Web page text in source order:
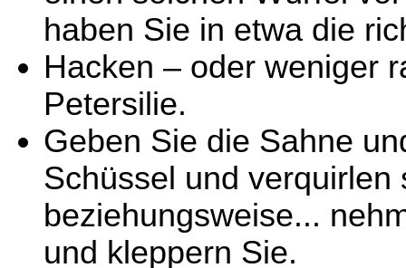
haben Sie in etwa die
Hacken – oder weniger
Petersilie.
Geben Sie die Sahne
Schüssel und
beziehungsweise...
und kleppern Sie.